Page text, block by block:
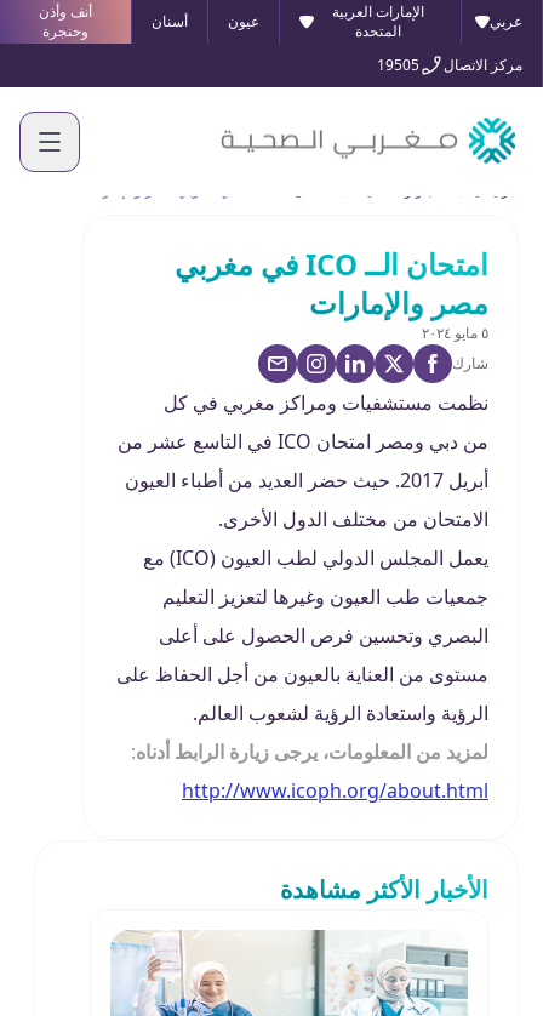
عربي
الإمارات العربية
المتحدة
عيون أسنان
أنف وأذن
وحنجرة
مركز الاتصال
19505
امتحان الــ ICO في مغربي
مصر والإمارات
٥ مايو ٢٠٢٤
شارك
نظمت مستشفيات ومراكز مغربي في كل
من دبي ومصر امتحان ICO في التاسع عشر من
أبريل 2017. حيث حضر العديد من أطباء العيون
الامتحان من مختلف الدول الأخرى.
يعمل المجلس الدولي لطب العيون (ICO) مع
جمعيات طب العيون وغيرها لتعزيز التعليم
البصري وتحسين فرص الحصول على أعلى
مستوى من العناية بالعيون من أجل الحفاظ على
الرؤية واستعادة الرؤية لشعوب العالم.
لمزيد من المعلومات، يرجى زيارة الرابط أدناه:
http://www.icoph.org/about.html
الأخبار الأكثر مشاهدة